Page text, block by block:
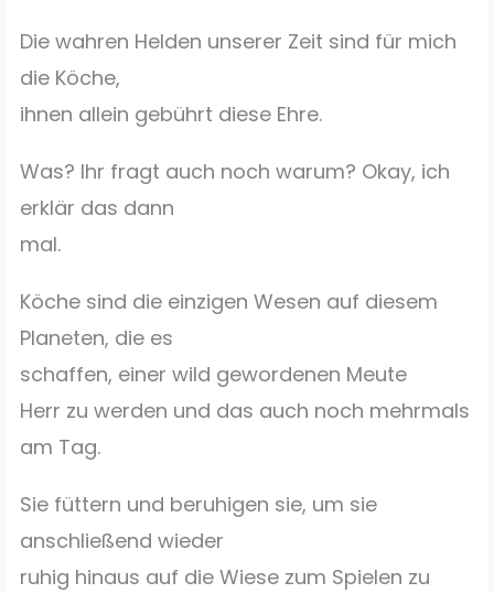
Die wahren Helden unserer Zeit sind für mich
die Köche,
ihnen allein gebührt diese Ehre.
Was? Ihr fragt auch noch warum? Okay, ich
erklär das dann
mal.
Köche sind die einzigen Wesen auf diesem
Planeten, die es
schaffen, einer wild gewordenen Meute
Herr zu werden und das auch noch mehrmals
am Tag.
Sie füttern und beruhigen sie, um sie
anschließend wieder
ruhig hinaus auf die Wiese zum Spielen zu